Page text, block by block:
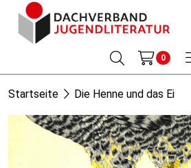
0
Startseite Die Henne und das Ei